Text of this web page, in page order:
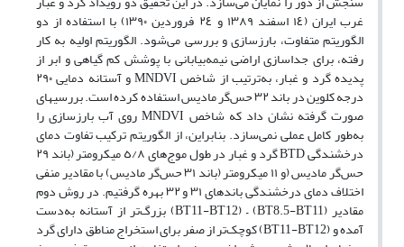
غرب ایران (١٤ اسفند ١٣٨٩ و ٢٤ فروردین ١٣٩٠) با استفاده از دو
الگوریتم متفاوت، بارزسازی و بررسی می‌‌شود. الگوریتم اولیه‌ به‌ کار
رفته، برای جداسازی اراضی نیمه‌بیابانی با پوشش کم گیاهی و ابر از
پدیده گرد و غبار، به‌ترتیب از شاخص MNDVI و آستانه‌‌ دمایی ٢٩٠
درجه کلوین در باند ٣٢ حس‌گر مادیس استفاده کرده است. بررسی­های
صورت گرفته نشان داد که شاخص MNDVI روی آب بارزسازی را
به‌طور کامل عملی نمی‌سازد. بنابراین، از الگوریتم ترکیب تفاوت دمای
درخشندگی BTD گرد و غبار در طول موج‌های ٥/٨ میکرومتر (باند ٢٩
حس‌گر مادیس‌ (و ١١ میکرومتر (باند ٣١ حس‌گر مادیس) با مقادیر منفی
اختلاف دمای درخشندگی باندهای ٣١ و ٣٢ بهره گرفتیم. در روش دوم
مقادیر (BT8.5-BT11) – (BT11-BT12) بزرگ‌تر از آستانه به‌دست
آمده و (BT11-BT12) کوچک‌تر از صفر برای استخراج مناطق دارای گرد